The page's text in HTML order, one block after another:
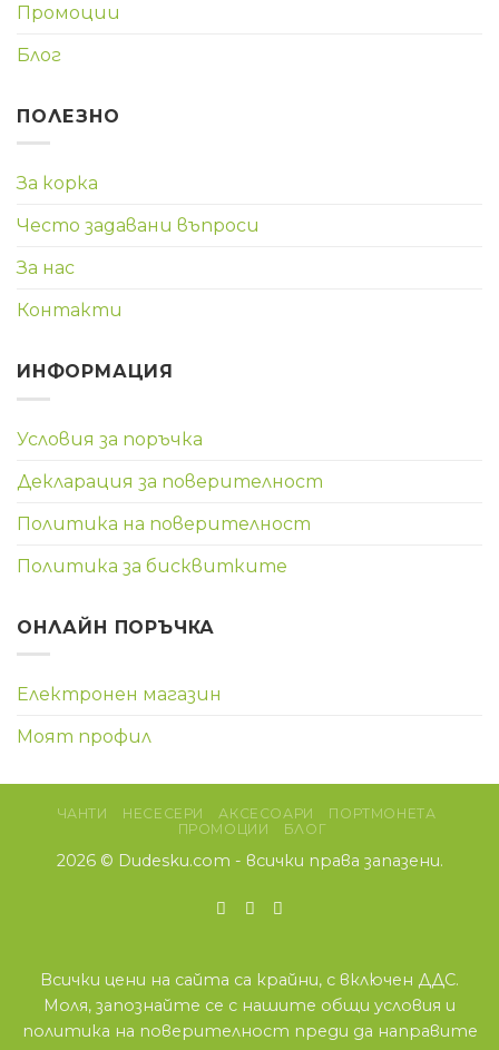
Промоции
Блог
ПОЛЕЗНО
За корка
Често задавани въпроси
За нас
Контакти
ИНФОРМАЦИЯ
Условия за поръчка
Декларация за поверителност
Политика на поверителност
Политика за бисквитките
ОНЛАЙН ПОРЪЧКА
Електронен магазин
Моят профил
ЧАНТИ НЕСЕСЕРИ АКСЕСОАРИ
ПОРТМОНЕТА
ПРОМОЦИИ
БЛОГ
2026 © Dudesku.com - всички права запазени.
Всички цени на сайта са крайни, с включен ДДС.
Моля, запознайте се с нашите общи условия и
политика на поверителност преди да направите